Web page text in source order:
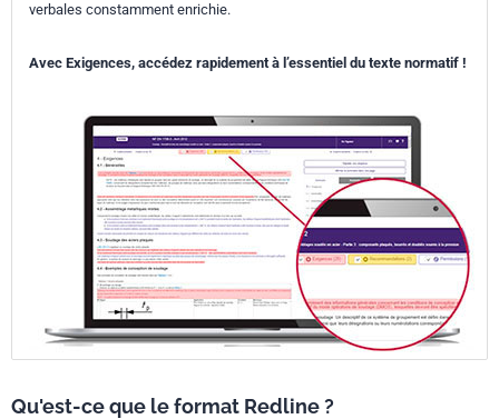
verbales constamment enrichie.
Avec Exigences, accédez rapidement à l’essentiel du texte normatif !
Qu'est-ce que le format Redline ?